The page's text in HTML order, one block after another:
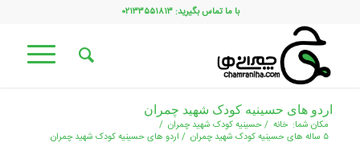
با ما تماس بگیرید: ۰۲۱۳۳۵۵۱۸۱۳
اردو های حسینیه کودک شهید چمران
مکان شما: خانه /حسینیه کودک شهید چمران /
۵ ساله های حسینیه کودک شهید چمران
/ اردو های حسینیه کودک شهید چمران